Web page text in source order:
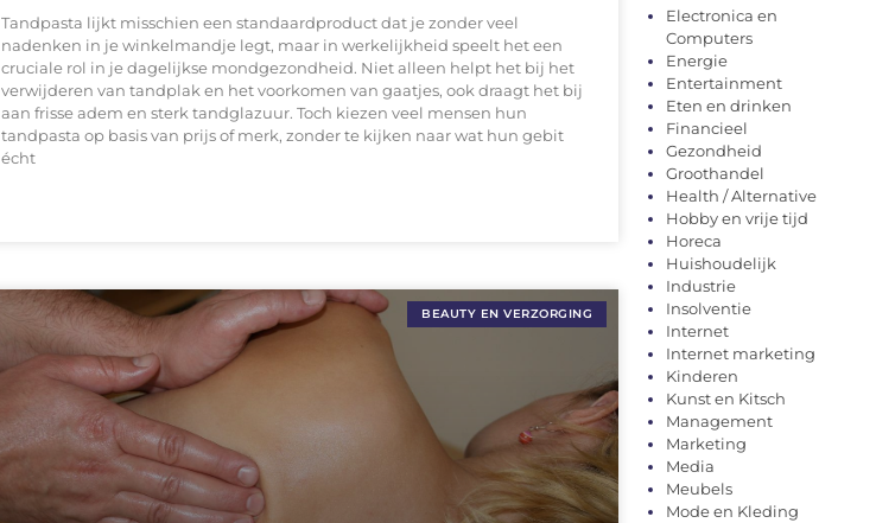
Tandpasta lijkt misschien een standaardproduct dat je zonder veel
nadenken in je winkelmandje legt, maar in werkelijkheid speelt het een
cruciale rol in je dagelijkse mondgezondheid. Niet alleen helpt het bij het
verwijderen van tandplak en het voorkomen van gaatjes, ook draagt het bij
aan frisse adem en sterk tandglazuur. Toch kiezen veel mensen hun
tandpasta op basis van prijs of merk, zonder te kijken naar wat hun gebit
écht
BEAUTY EN VERZORGING
Electronica en
Computers
Energie
Entertainment
Eten en drinken
Financieel
Gezondheid
Groothandel
Health / Alternative
Hobby en vrije tijd
Horeca
Huishoudelijk
Industrie
Insolventie
Internet
Internet marketing
Kinderen
Kunst en Kitsch
Management
Marketing
Media
Meubels
Mode en Kleding